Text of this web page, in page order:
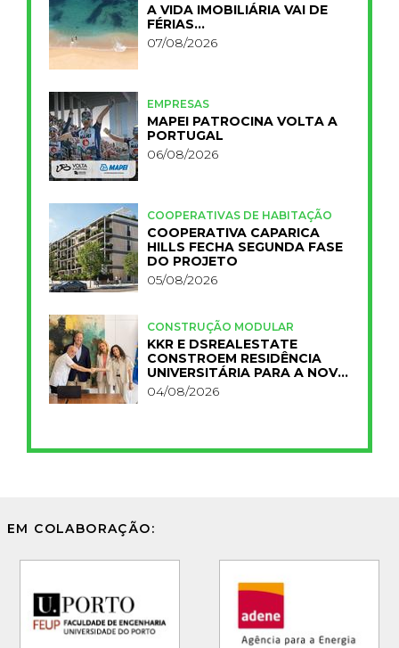
A VIDA IMOBILIÁRIA VAI DE
FÉRIAS…
07/08/2026
EMPRESAS
MAPEI PATROCINA VOLTA A
PORTUGAL
06/08/2026
COOPERATIVAS DE HABITAÇÃO
COOPERATIVA CAPARICA
HILLS FECHA SEGUNDA FASE
DO PROJETO
05/08/2026
CONSTRUÇÃO MODULAR
KKR E DSREALESTATE
CONSTROEM RESIDÊNCIA
UNIVERSITÁRIA PARA A NOVA
FCT
04/08/2026
EM COLABORAÇÃO: